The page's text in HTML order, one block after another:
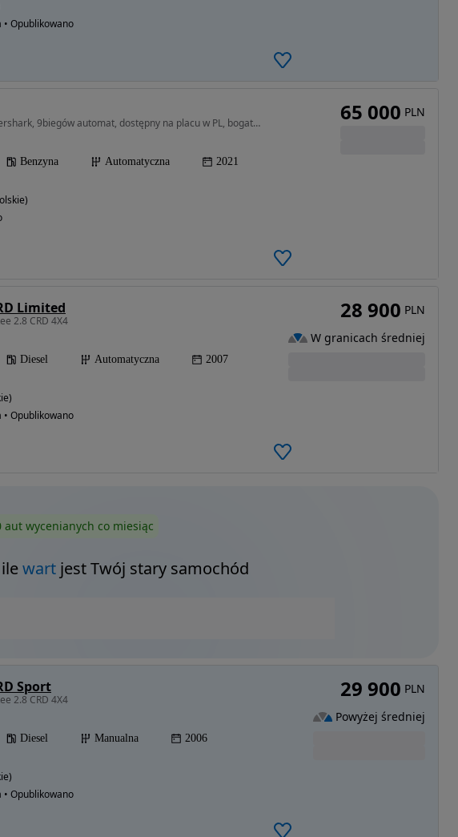
Opublikowano
1994 cm3 • 270 KM • 2.4 Tigershark, 9biegów automat, dostępny na placu w PL, bogata wersja
Benzyna Automatyczna 2021
65 000 PLN
Limited
2.8 CRD 4X4
Diesel Automatyczna 2007
Opublikowano
28 900 PLN
W granicach średniej
aut wycenianych co miesiąc
wartjest Twój stary samochód
Sport
2.8 CRD 4X4
Diesel Manualna 2006
Opublikowano
29 900 PLN
Powyżej średniej